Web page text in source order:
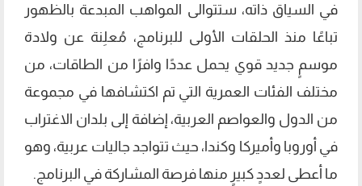
في السياق ذاته، ستتوالى المواهب المبدعة بالظهور
تباعًا منذ الحلقات الأولى للبرنامج، مُعلِنة عن ولادة
موسمٍ جديد قوي يحمل عددًا وافرًا من الطاقات، من
مختلف الفئات العمرية التي تم اكتشافها في مجموعة
من الدول والعواصم العربية، إضافة إلى بلدان الاغتراب
في أوروبا وأميركا وكندا، حيث تتواجد جاليات عربية، وهو
ما أعطى لعددٍ كبيرٍ منها فرصة المشاركة في البرنامج.